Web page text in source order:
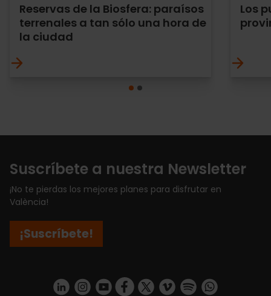
Reservas de la Biosfera: paraísos
terrenales a tan sólo una hora de
la ciudad
Los
Suscríbete a nuestra Newsletter
¡No te pierdas los mejores planes para disfrutar en
València!
¡Suscríbete!
https://www.linkedin.com/company/turismo-valencia/mycompany/
https://www.instagram.com/visit_valencia/
https://www.youtube.com/user/
https://www.facebook.com/
https://twitter.com/
https://vimeo.com/
https://https://api.whatsapp.com/